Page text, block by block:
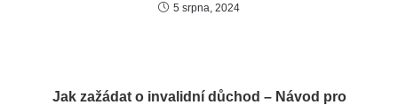
5 srpna, 2024
Jak zažádat o invalidní důchod – Návod pro